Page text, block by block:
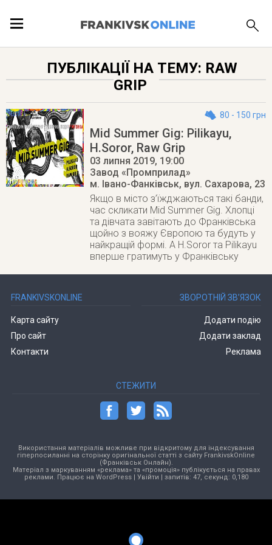
ПУБЛІКАЦІЇ
ПУБЛІКАЦІЇ НА ТЕМУ: RAW
GRIP
80 - 150 грн
Mid Summer Gig: Pilikayu,
H.Soror, Raw Grip
03 липня 2019, 19:00
Завод «Промприлад»
м. Івано-Фанківськ, вул. Сахарова, 23
Якщо в місто з’їжджаються такі банди,
час скликати Mid Summer Gig. Хлопці
та дівчата завітають до Франківська
щойно з вояжу Європою та будуть у
найкращій формі. А H.Soror та Pilikayu
вперше гратимуть у Франківську
FRANKIVSKONLINE
Карта сайту
Про сайт
Контакти
ЗВОРОТНІЙ ЗВ’ЯЗОК
Додати подію
Додати заклад
Реклама
СТЕЖИТИ
Використання матеріалів можливе при відкритому для індексування
гіперпосиланні на сторінку оригінальної статті з сайту FrankivskOnline
(Франківськ Онлайн).
Матеріал з маркуванням «реклама» та «промоція» публікується на правах
реклами. Працює на WordPress| Увійти | запитів: 47, секунд: 0,180